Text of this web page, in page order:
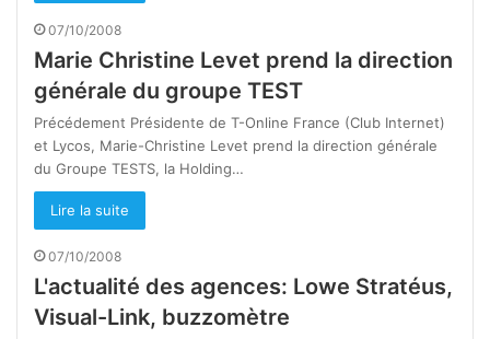
07/10/2008
Marie Christine Levet prend la direction
générale du groupe TEST
Précédement Présidente de T-Online France (Club Internet)
et Lycos, Marie-Christine Levet prend la direction générale
du Groupe TESTS, la Holding…
Lire la suite
07/10/2008
L'actualité des agences: Lowe Stratéus,
Visual-Link, buzzomètre